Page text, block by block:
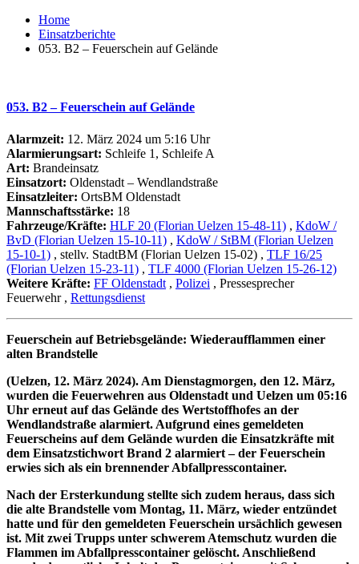
Home
Einsatzberichte
053. B2 – Feuerschein auf Gelände
053. B2 – Feuerschein auf Gelände
Alarmzeit: 12. März 2024 um 5:16 Uhr
Alarmierungsart: Schleife 1, Schleife A
Art: Brandeinsatz
Einsatzort: Oldenstadt – Wendlandstraße
Einsatzleiter: OrtsBM Oldenstadt
Mannschaftsstärke: 18
Fahrzeuge/Kräfte: HLF 20 (Florian Uelzen 15-48-11) , KdoW /
BvD (Florian Uelzen 15-10-11) , KdoW / StBM (Florian Uelzen
15-10-1) , stellv. StadtBM (Florian Uelzen 15-02) , TLF 16/25
(Florian Uelzen 15-23-11) , TLF 4000 (Florian Uelzen 15-26-12)
Weitere Kräfte: FF Oldenstadt , Polizei , Pressesprecher
Feuerwehr , Rettungsdienst
Feuerschein auf Betriebsgelände: Wiederaufflammen einer
alten Brandstelle
(Uelzen, 12. März 2024). Am Dienstagmorgen, den 12. März,
wurden die Feuerwehren aus Oldenstadt und Uelzen um 05:16
Uhr erneut auf das Gelände des Wertstoffhofes an der
Wendlandstraße alarmiert. Aufgrund eines gemeldeten
Feuerscheins auf dem Gelände wurden die Einsatzkräfte mit
dem Einsatzstichwort Brand 2 alarmiert – der Feuerschein
erwies sich als ein brennender Abfallpresscontainer.
Nach der Ersterkundung stellte sich zudem heraus, dass sich
die alte Brandstelle vom Montag, 11. März, wieder entzündet
hatte und für den gemeldeten Feuerschein ursächlich gewesen
ist. Mit zwei Trupps unter schwerem Atemschutz wurden die
Flammen im Abfallpresscontainer gelöscht. Anschließend